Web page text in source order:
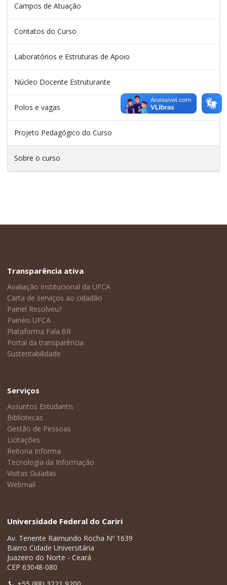
Campos de Atuação
Contatos do Curso
Laboratórios e Estruturas de Apoio
Núcleo Docente Estruturante
Polos e vagas
Projeto Pedagógico do Curso
Sobre o curso
Transparência ativa
Avaliação Institucional da UFCA
Carta de serviços ao cidadão
Painel Resolveu?
Painéis UFCA
Plataforma Fala.BR
Portal da transparência
Sustentabilidade
Serviços
Assuntos Estudantis
Bibliotecas
Gestão de Pessoas
Licitações
Reitoria Informa
Tecnologia da Informação
Visitas Guiadas
Webmail
Universidade Federal do Cariri
Av. Tenente Raimundo Rocha Nº 1639
Bairro Cidade Universitária
Juazeiro do Norte - Ceará
CEP 63048-080